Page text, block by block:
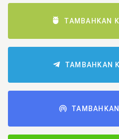
TAMBAHKAN
TAMBAHKAN